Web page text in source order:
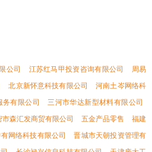
公司 江苏红马甲投资咨询有限公司
周易
北京新怀意科技有限公司
河南土岑网络科
有限公司
三河市华达新型材料有限公司
市森汇发商贸有限公司 五金产品零售
福建
网络科技有限公司
晋城市天朝投资管理有